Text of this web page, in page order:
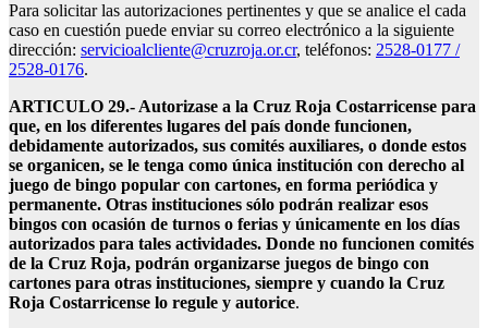
Para solicitar las autorizaciones pertinentes y que se analice el cada
caso en cuestión puede enviar su correo electrónico a la siguiente
dirección: servicioalcliente@cruzroja.or.cr, teléfonos: 2528-0177 /
2528-0176.
ARTICULO 29.- Autorizase a la Cruz Roja Costarricense para
que, en los diferentes lugares del país donde funcionen,
debidamente autorizados, sus comités auxiliares, o donde estos
se organicen, se le tenga como única institución con derecho al
juego de bingo popular con cartones, en forma periódica y
permanente. Otras instituciones sólo podrán realizar esos
bingos con ocasión de turnos o ferias y únicamente en los días
autorizados para tales actividades. Donde no funcionen comités
de la Cruz Roja, podrán organizarse juegos de bingo con
cartones para otras instituciones, siempre y cuando la Cruz
Roja Costarricense lo regule y autorice.